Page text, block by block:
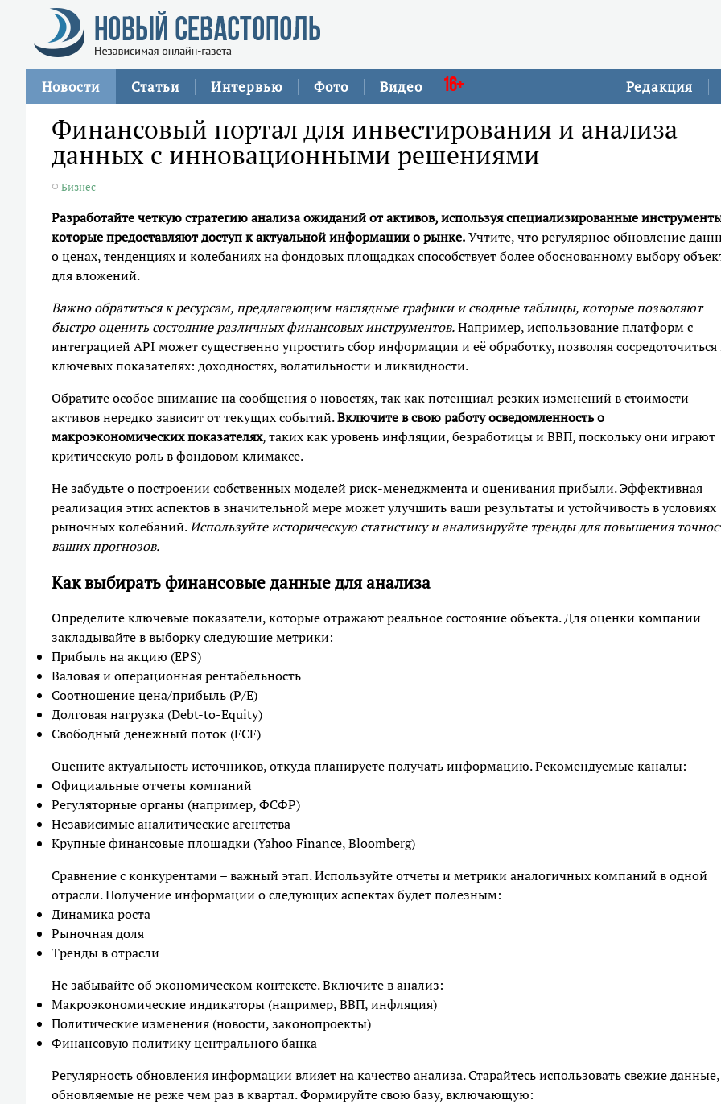
Редакция
Новости Статьи Интервью Фото Видео 16+
Финансовый портал для инвестирования и анализа
данных с инновационными решениями
Бизнес
Разработайте четкую стратегию анализа ожиданий от активов, используя специализированные
которые предоставляют доступ к актуальной информации о рынке.Учтите, что регулярное обновление
о ценах, тенденциях и колебаниях на фондовых площадках способствует более обоснованному выбору
для вложений.
Важно обратиться к ресурсам, предлагающим наглядные графики и сводные таблицы, которые позволяют
быстро оценить состояние различных финансовых инструментов.Например, использование платформ с
интеграцией API может существенно упростить сбор информации и её обработку, позволяя сосредоточиться
ключевых показателях: доходностях, волатильности и ликвидности.
Обратите особое внимание на сообщения о новостях, так как потенциал резких изменений в стоимости
активов нередко зависит от текущих событий.Включите в свою работу осведомленность о
макроэкономических показателях, таких как уровень инфляции, безработицы и ВВП, поскольку они играют
критическую роль в фондовом климаксе.
Не забудьте о построении собственных моделей риск-менеджмента и оценивания прибыли. Эффективная
реализация этих аспектов в значительной мере может улучшить ваши результаты и устойчивость в условиях
рыночных колебаний.Используйте историческую статистику и анализируйте тренды для повышения
ваших прогнозов.
Как выбирать финансовые данные для анализа
Определите ключевые показатели, которые отражают реальное состояние объекта. Для оценки компании
закладывайте в выборку следующие метрики:
Прибыль на акцию (EPS)
Валовая и операционная рентабельность
Соотношение цена/прибыль (P/E)
Долговая нагрузка (Debt-to-Equity)
Свободный денежный поток (FCF)
Оцените актуальность источников, откуда планируете получать информацию. Рекомендуемые каналы:
Официальные отчеты компаний
Регуляторные органы (например, ФСФР)
Независимые аналитические агентства
Крупные финансовые площадки (Yahoo Finance, Bloomberg)
Сравнение с конкурентами – важный этап. Используйте отчеты и метрики аналогичных компаний в одной
отрасли. Получение информации о следующих аспектах будет полезным:
Динамика роста
Рыночная доля
Тренды в отрасли
Не забывайте об экономическом контексте. Включите в анализ:
Макроэкономические индикаторы (например, ВВП, инфляция)
Политические изменения (новости, законопроекты)
Финансовую политику центрального банка
Регулярность обновления информации влияет на качество анализа. Старайтесь использовать свежие данные,
обновляемые не реже чем раз в квартал. Формируйте свою базу, включающую: